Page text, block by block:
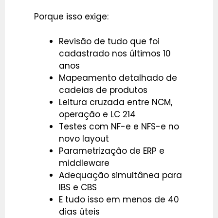
Porque isso exige:
Revisão de tudo que foi
cadastrado nos últimos 10
anos
Mapeamento detalhado de
cadeias de produtos
Leitura cruzada entre NCM,
operação e LC 214
Testes com NF-e e NFS-e no
novo layout
Parametrização de ERP e
middleware
Adequação simultânea para
IBS e CBS
E tudo isso em menos de 40
dias úteis